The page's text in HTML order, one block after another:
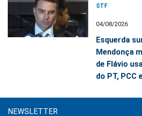
STF
04/08/2026
Esquerda
Mendonça
de Flávio
do PT, PCC
NEWSLETTER